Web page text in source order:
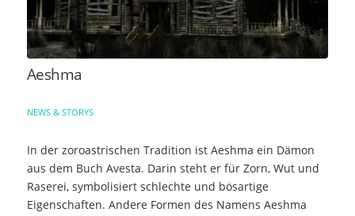
Aeshma
NEWS & STORYS
In der zoroastrischen Tradition ist Aeshma ein Dämon
aus dem Buch Avesta. Darin steht er für Zorn, Wut und
Raserei, symbolisiert schlechte und bösartige
Eigenschaften. Andere Formen des Namens Aeshma